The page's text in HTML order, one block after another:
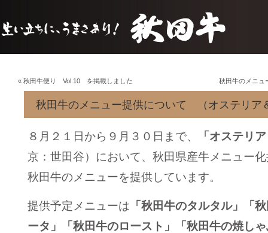
« 秋田牛便り Vol.10 を掲載しました 秋田牛のメニ
秋田牛のメニュー提供について （オステリア
８月２１日から９月３０日まで、
「オステリ
京：世田谷）において、秋田県産牛メニュー
秋田牛のメニューを提供しています。
提供予定メニューは 「秋田牛のタルタル」「
ータ」「秋田牛のロースト」「秋田牛の焼し